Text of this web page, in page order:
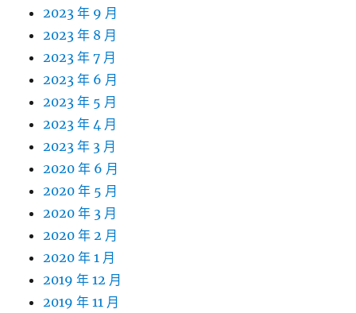
2023 年 9 月
2023 年 8 月
2023 年 7 月
2023 年 6 月
2023 年 5 月
2023 年 4 月
2023 年 3 月
2020 年 6 月
2020 年 5 月
2020 年 3 月
2020 年 2 月
2020 年 1 月
2019 年 12 月
2019 年 11 月